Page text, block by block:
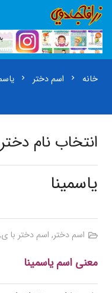
خانه chevron_right اسم دختر chevron_right
انتخاب نام
یاسمینا
اسم دختر, اسم دختر با ی,
معنی اسم یاسمینا